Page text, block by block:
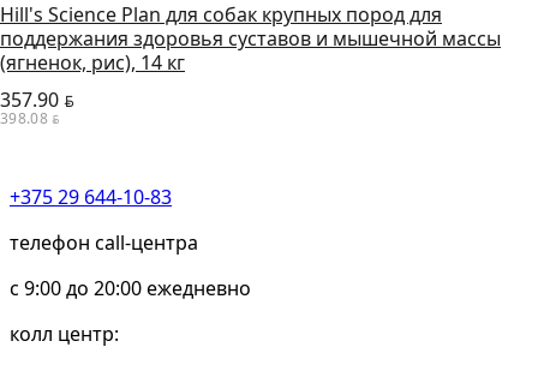
Hill's Science Plan для собак крупных пород для
поддержания здоровья суставов и мышечной массы
(ягненок, рис), 14 кг
357.90 BYN
398.08 BYN
+375 29 644-10-83
телефон call-центра
c 9:00 до 20:00 ежедневно
колл центр: